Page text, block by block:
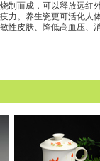
制而成，可以释放远
力。养生瓷更可活化
性皮肤、降低高血压